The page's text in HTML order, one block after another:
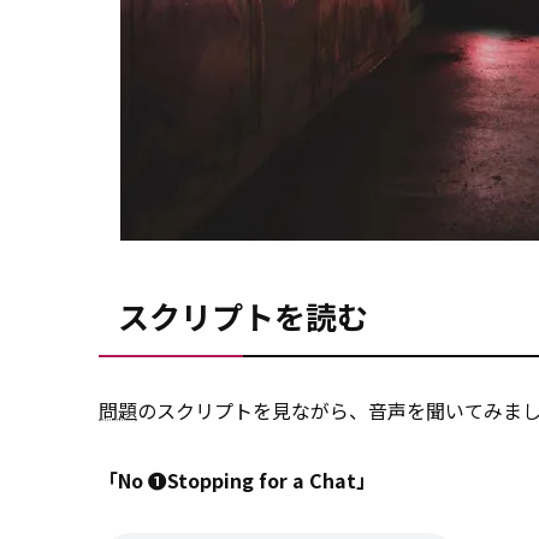
スクリプトを読む
問題のスクリプトを見ながら、音声を聞いてみま
「No ➊Stopping for a Chat」